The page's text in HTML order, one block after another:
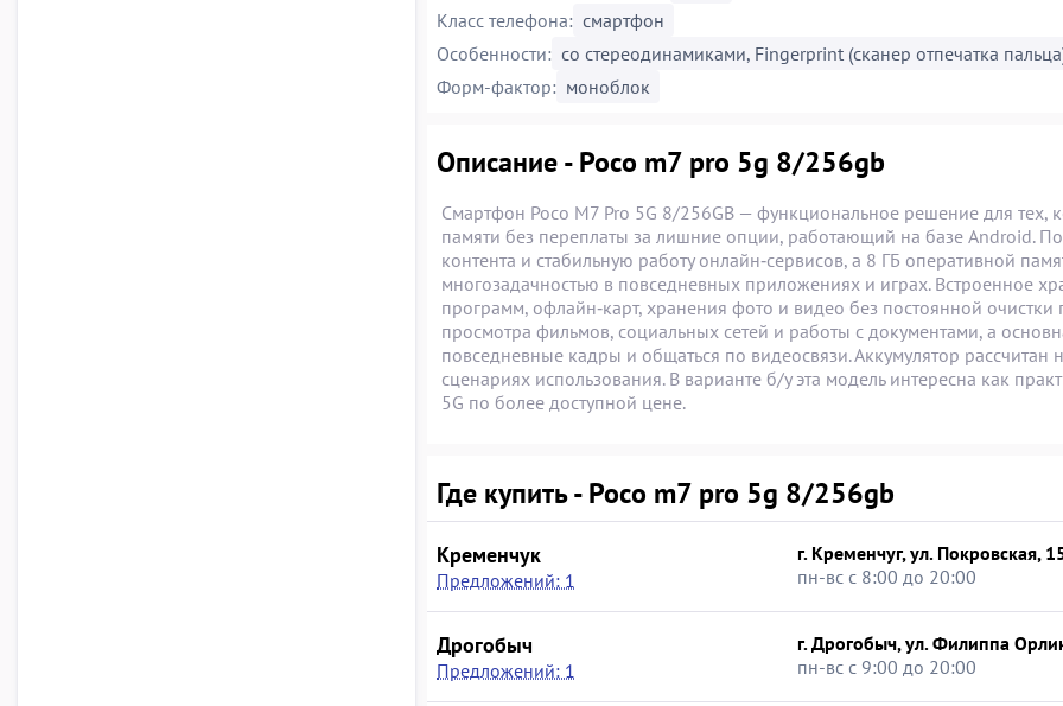
Класс телефона: смартфон
Особенности: со стереодинамиками, Fingerprint (сканер отпечатка
Форм-фактор: моноблок
Описание - Poco m7 pro 5g 8/256gb
Смартфон Poco M7 Pro 5G 8/256GB — функциональное решение для
памяти без переплаты за лишние опции, работающий на базе Android.
контента и стабильную работу онлайн‑сервисов, а 8 ГБ оперативной
многозадачностью в повседневных приложениях и играх. Встроенное
программ, офлайн‑карт, хранения фото и видео без постоянной
просмотра фильмов, социальных сетей и работы с документами, а
повседневные кадры и общаться по видеосвязи. Аккумулятор
сценариях использования. В варианте б/у эта модель интересна как
5G по более доступной цене.
Где купить - Poco m7 pro 5g 8/256gb
Кременчук
Предложений: 1
г. Кременчуг, ул. Покровская,
пн-вс с 8:00 до 20:00
Дрогобыч
Предложений: 1
г. Дрогобыч, ул. Филиппа
пн-вс с 9:00 до 20:00